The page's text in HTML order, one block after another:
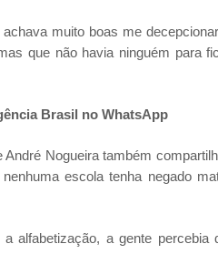
achava muito boas me
que não havia ninguém para
Brasil no WhatsApp
Nogueira também
escola tenha negado
a alfabetização, a gente